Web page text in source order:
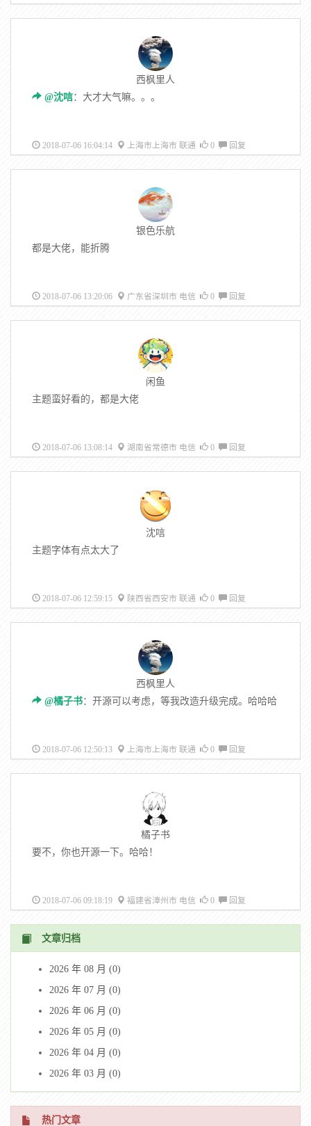
西枫里人
@沈唁：大才大气嘛。。。
2018-07-06 16:04:14 上海市上海市 联通 0 回复
银色乐航
都是大佬，能折腾
2018-07-06 13:20:06 广东省深圳市 电信 0 回复
闲鱼
主题蛮好看的，都是大佬
2018-07-06 13:08:14 湖南省常德市 电信 0 回复
沈唁
主题字体有点太大了
2018-07-06 12:59:15 陕西省西安市 联通 0 回复
西枫里人
@橘子书：开源可以考虑，等我改造升级完成。哈哈哈
2018-07-06 12:50:13 上海市上海市 联通 0 回复
橘子书
要不，你也开源一下。哈哈！
2018-07-06 09:18:19 福建省漳州市 电信 0 回复
文章归档
2026 年 08 月 (0)
2026 年 07 月 (0)
2026 年 06 月 (0)
2026 年 05 月 (0)
2026 年 04 月 (0)
2026 年 03 月 (0)
热门文章